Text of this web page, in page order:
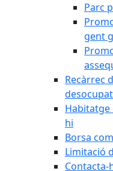
Parc
gent
Recàrrec
Habitatge
hi
Borsa
Limitació
Contacta-